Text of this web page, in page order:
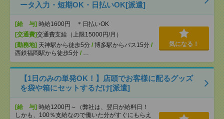
ータ入力・短期OK・日払いOK[派遣]
[給 与] 時給1600円 ＊日払いOK
[交通費]交通費支給（上限15000円/月）
[勤務地] 天神駅から徒歩5分 / 博多駅からバス15分 /
西鉄福岡駅から徒歩5分 / …
気になる！
【1日のみの単発OK！】店頭でお客様に配るグッズ
を袋や箱にセットするだけ[派遣]
[給 与] 時給1200円～（弊社は、翌日が給料日！
しかも、100％支給なので働いた分がすぐにもらえ